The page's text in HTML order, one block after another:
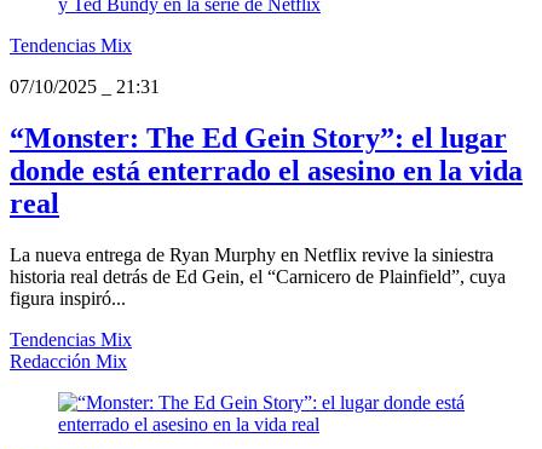
Tendencias Mix
07/10/2025
21:31
“Monster: The Ed Gein Story”: el lugar
donde está enterrado el asesino en la vida
real
La nueva entrega de Ryan Murphy en Netflix revive la siniestra
historia real detrás de Ed Gein, el “Carnicero de Plainfield”, cuya
figura inspiró...
Tendencias Mix
Redacción Mix